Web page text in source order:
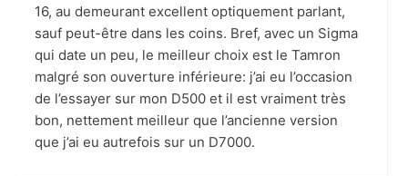
16, au demeurant excellent optiquement parlant,
sauf peut-être dans les coins. Bref, avec un Sigma
qui date un peu, le meilleur choix est le Tamron
malgré son ouverture inférieure: j’ai eu l’occasion
de l’essayer sur mon D500 et il est vraiment très
bon, nettement meilleur que l’ancienne version
que j’ai eu autrefois sur un D7000.